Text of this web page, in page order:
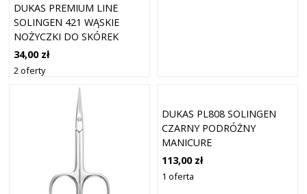
DUKAS PREMIUM LINE
SOLINGEN 421 WĄSKIE
NOŻYCZKI DO SKÓREK
PAZNOKCI 9 CM
34,00 zł
2 oferty
DUKAS PL808 SOLINGEN
CZARNY PODRÓŻNY
MANICURE
113,00 zł
1 oferta